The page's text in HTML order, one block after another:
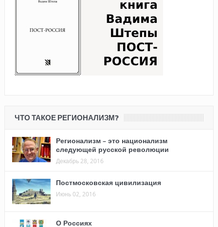
ЧТО ТАКОЕ РЕГИОНАЛИЗМ?
Регионализм – это национализм
следующей русской революции
Декабрь 28, 2016
Постмосковская цивилизация
Июнь 02, 2016
О Россиях